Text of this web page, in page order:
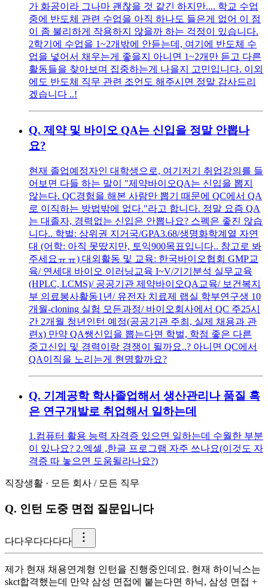
가 화공이라 그나마 괜찮을 것 같긴 하지만.... 학교 수업
중에 반도체 관련 수업을 아직 하나도 들은게 없어 이 점
이 좀 불리하게 작용하지 않을까 하는 걱정이 있습니다.
2학기에 수업을 1~2개밖에 안듣는데, 여기에 반도체 수
업을 넣어서 채우는게 좋을지 아니면 1~2개만 듣고 다른
활동들을 찾아보며 집중하는게 나을지 고민입니다. 이외
에도 반도체 직무 관련 조언도 해주시면 정말 감사드리
겠습니다 ..!
Q. 제약 및 바이오 QA는 신입을 정말 안뽑나
요?
현재 졸업예정자인 대학생으로, 여기저기 취업강의를 들
어보면 다들 하는 말이 "제약바이오QA는 신입을 뽑지
않는다. QC경험을 해본 사람만 뽑기 때문에 QC에서 QA
로 이직하는 방법밖에 없다."라고 합니다. 정말 요즘 QA
는 대졸자, 경력없는 신입은 안뽑나요? 스펙은 좋진 않습
니다.. 학벌: 상위권 지거국/GPA3.68/생명화학계열 자연
대 (어학: 아직 못땄지만, 토익900목표입니다.. 참고로 봐
주세요ㅠㅠ) 대외활동 및 교육: 한국바이오협회 GMP교
육/ 연세대 바이오 이러닝교육 I~V/기기분석 실무교육
(HPLC, LCMS)/ 공공기관 제약바이오QA교육/ 보건복지
부 의료봉사활동1년/ 유전자 치료제 랩실 학부연구생 10
개월-cloning 실험 모든과정/ 바이오회사에서 QC 주25시
간 2개월 청년인턴 예정(공공기관 주최, 실제 채용과 관
련x) 만약 QA쌩신입을 뽑는다면 학벌, 학점 좋은 다른
중고신입 및 경력이랑 경쟁이 될까요..? 아니면 QC에서
QA이직을 노리는게 현명할까요?
Q. 기계공학 학사졸업해서 생산관리나 품질 혹
은 연구개발로 취업해서 일하는데
1.컴퓨터 활용 능력 자격증 있으면 일하는데 수월한 부분
이 있나요? 2.엑셀 ,한글 프로그램 자주 쓰나요(이것도 자
격증 따 놓으면 도움될라나요?)
직장생활 · 모든 회사 / 모든 직무
Q. 인턴 도중 면접 질문입니다
다다우다다다다
제가 현재 채용연계형 인턴을 진행중인데요. 현재 하이닉스는
skct합격했는데 만약 삼성 면접에 붙는다면 하닉, 삼성 면접 +